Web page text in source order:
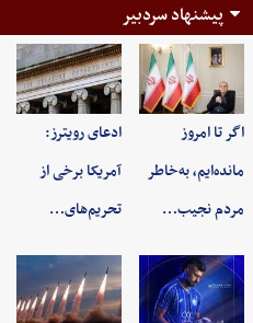
پیشنهاد سردبیر
اگر تا امروز
مانده‌ایم، به‌خاطر
مردم نجیب…
ادعای رویترز:
آمریکا برخی از
تحریم‌های…